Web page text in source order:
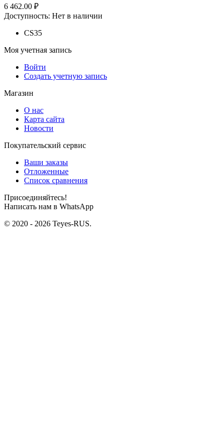
6 462.00 ₽
Доступность: Нет в наличии
CS35
Моя учетная запись
Войти
Создать учетную запись
Магазин
О нас
Карта сайта
Новости
Покупательский сервис
Ваши заказы
Отложенные
Список сравнения
Присоединяйтесь!
Написать нам в WhatsApp
© 2020 - 2026 Teyes-RUS.